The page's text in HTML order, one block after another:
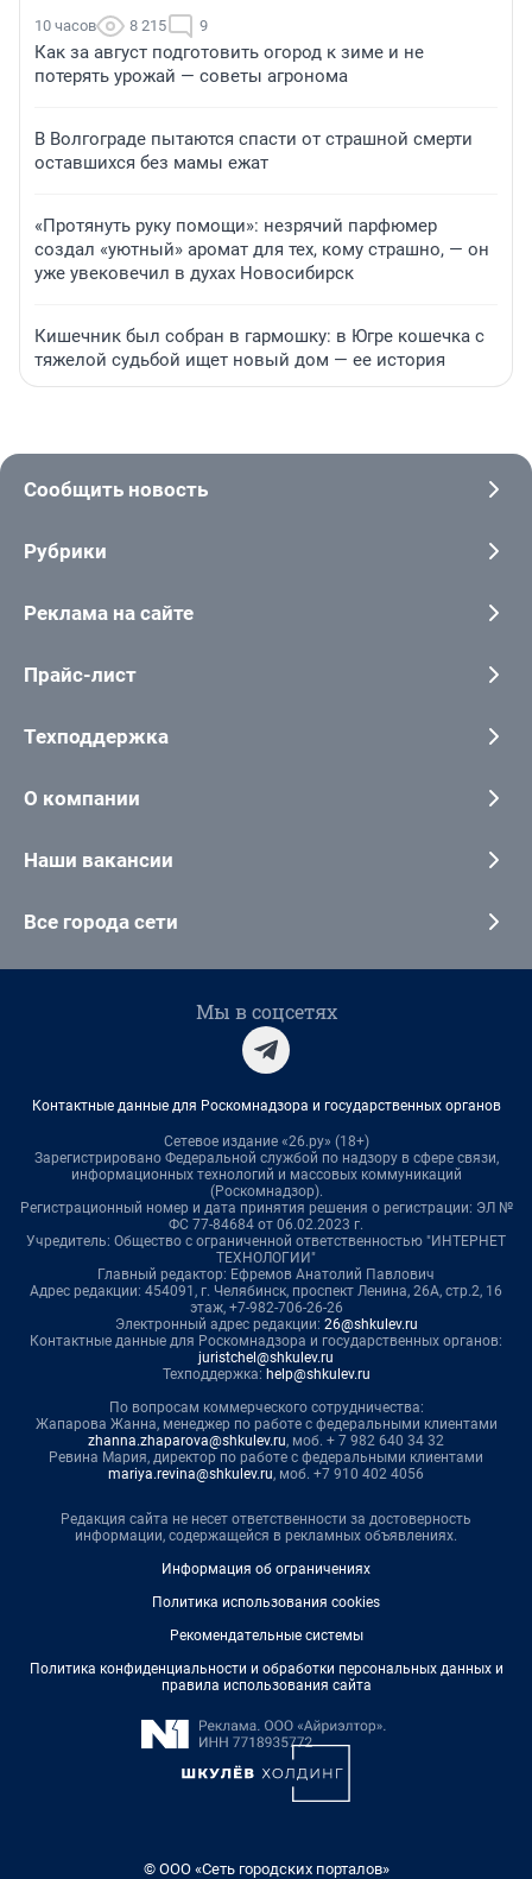
10 часов 8 215 9
Как за август подготовить огород к зиме и не
потерять урожай — советы агронома
В Волгограде пытаются спасти от страшной смерти
оставшихся без мамы ежат
«Протянуть руку помощи»: незрячий парфюмер
создал «уютный» аромат для тех, кому страшно, — он
уже увековечил в духах Новосибирск
Кишечник был собран в гармошку: в Югре кошечка с
тяжелой судьбой ищет новый дом — ее история
Сообщить новость
Рубрики
Реклама на сайте
Прайс-лист
Техподдержка
О компании
Наши вакансии
Все города сети
Мы в соцсетях
Контактные данные для Роскомнадзора и государственных органов
Сетевое издание «26.ру» (18+)
Зарегистрировано Федеральной службой по надзору в сфере связи,
информационных технологий и массовых коммуникаций
(Роскомнадзор).
Регистрационный номер и дата принятия решения о регистрации: ЭЛ №
ФС 77-84684 от 06.02.2023 г.
Учредитель: Общество с ограниченной ответственностью "ИНТЕРНЕТ
ТЕХНОЛОГИИ"
Главный редактор: Ефремов Анатолий Павлович
Адрес редакции: 454091, г. Челябинск, проспект Ленина, 26А, стр.2, 16
этаж, +7-982-706-26-26
Электронный адрес редакции: 26@shkulev.ru
Контактные данные для Роскомнадзора и государственных органов:
juristchel@shkulev.ru
Техподдержка: help@shkulev.ru
По вопросам коммерческого сотрудничества:
Жапарова Жанна, менеджер по работе с федеральными клиентами
zhanna.zhaparova@shkulev.ru, моб. + 7 982 640 34 32
Ревина Мария, директор по работе с федеральными клиентами
mariya.revina@shkulev.ru, моб. +7 910 402 4056
Редакция сайта не несет ответственности за достоверность
информации, содержащейся в рекламных объявлениях.
Информация об ограничениях
Политика использования cookies
Рекомендательные системы
Политика конфиденциальности и обработки персональных данных и
правила использования сайта
© ООО «Сеть городских порталов»